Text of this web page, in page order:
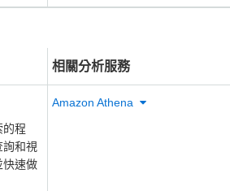
相關分析服務
的程
詢和視
快速做
Amazon Athena